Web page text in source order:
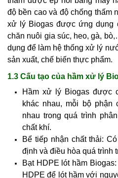
độ bền cao và độ chống thấm
xử lý Biogas được ứng dụng
chăn nuôi gia súc, heo, gà,
dụng để làm hệ thống xử lý
sản xuất, chế biến thực phẩm.
1.3 Cấu tạo của hầm xử lý
Hầm xử lý Biogas được
khác nhau, mỗi bộ phận
nhau trong quá trình
chất khí.
Bể tiếp nhận chất thải:
định và điều hòa quá trình
Bạt HDPE lót hầm
HDPE để lót hầm với